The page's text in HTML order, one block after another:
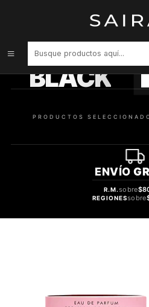
PERFUME ARMAF ODYSSEY CANDEE
BLACK
PRODUCTOS
ENVÍO
R.M.sobre
REGIONESsobre